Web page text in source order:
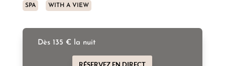
SPA WITH A VIEW
Dès 135 € la nuit